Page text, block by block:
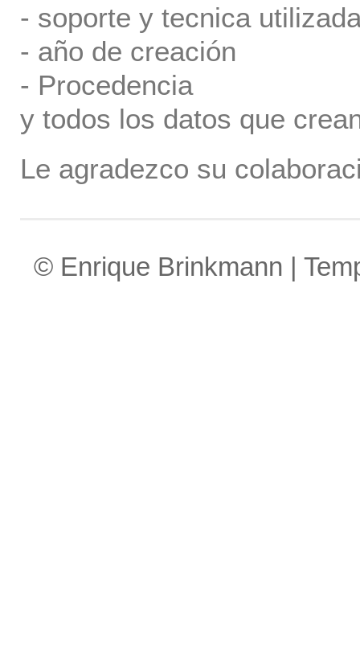
- soporte y tecnica
- año de creación
- Procedencia
y todos los datos que
Le agradezco su
© Enrique Brinkmann |